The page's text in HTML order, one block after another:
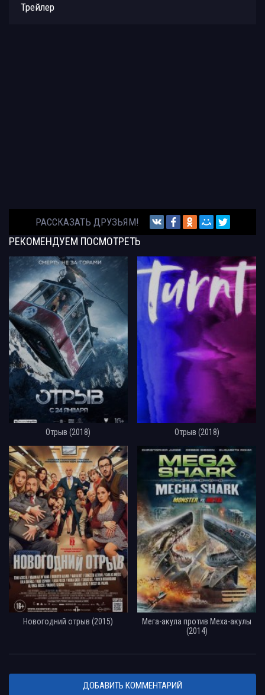
Трейлер
РАССКАЗАТЬ ДРУЗЬЯМ!
РЕКОМЕНДУЕМ ПОСМОТРЕТЬ
Отрыв (2018) Отрыв (2018)
Новогодний отрыв (2015)
Мега-акула против Меха-акулы
(2014)
ДОБАВИТЬ КОММЕНТАРИЙ